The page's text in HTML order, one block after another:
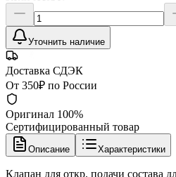
Уточнить наличие
Доставка СДЭК
От 350₽ по России
Оригинал 100%
Сертифицированный товар
Описание Характеристики
Клапан для откр. подачи состава